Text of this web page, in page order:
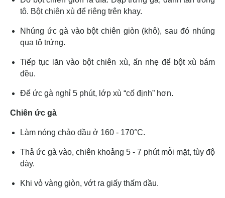
tô. Bột chiên xù để riêng trên khay.
Nhúng ức gà vào bột chiên giòn (khô), sau đó nhúng
qua tô trứng.
Tiếp tục lăn vào bột chiên xù, ấn nhẹ để bột xù bám
đều.
Để ức gà nghỉ 5 phút, lớp xù “cố định” hơn.
Chiên ức gà
Làm nóng chảo dầu ở 160 - 170°C.
Thả ức gà vào, chiên khoảng 5 - 7 phút mỗi mặt, tùy độ
dày.
Khi vỏ vàng giòn, vớt ra giấy thấm dầu.